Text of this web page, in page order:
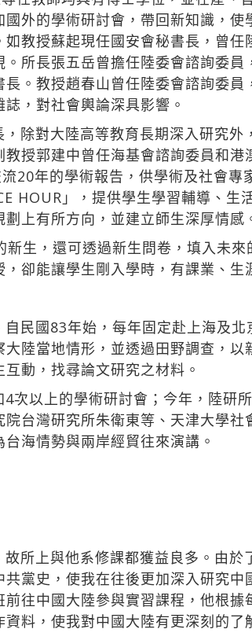
外的學術研討會，帶回新知識，
教授蘇起現任國安會秘書長，曾
所長張五岳曾擔任陸委會諮詢委
。教授趙春山曾任陸委會諮詢委
，對社會輿論深具影響。
除對大陸高等教育長期深入研究
授郭建中曾任海基會諮詢委員和
20年的學術報告，供學術及社會
HOUR」，提供學生學習輔導、生
上有所方向，並建立師生深厚情感
生，還可透過新生問卷，填入未
卻能讓學生剛入學時，有課業、生
民國83年始，每年固定赴上海及
陸當地情形，並透過田野調查，
動，找尋論文研究之材料。
次以上的學術研討會；今年，陸研
台灣研究所朱衛東等、天津大學
海情勢與兩岸經貿往來演講。
所上與他系修課都獲益良多。由
黨史，使我在往後更加深入研究
往中國大陸參與實習課程，他根
料，使我對中國大陸有更深刻的了